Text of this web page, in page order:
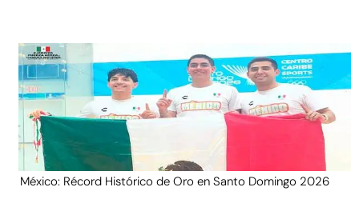
México: Récord Histórico de Oro en Santo Domingo 2026